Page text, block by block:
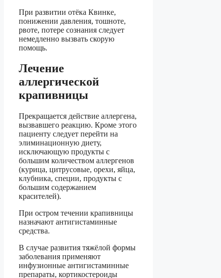
При развитии отёка Квинке,
понижении давления, тошноте,
рвоте, потере сознания следует
немедленно вызвать скорую
помощь.
Лечение
аллергической
крапивницы
Прекращается действие аллергена,
вызвавшего реакцию. Кроме этого
пациенту следует перейти на
элиминационную диету,
исключающую продукты с
большим количеством аллергенов
(курица, цитрусовые, орехи, яйца,
клубника, специи, продукты с
большим содержанием
красителей).
При остром течении крапивницы
назначают антигистаминные
средства.
В случае развития тяжёлой формы
заболевания применяют
инфузионные антигистаминные
препараты, кортикостероиды